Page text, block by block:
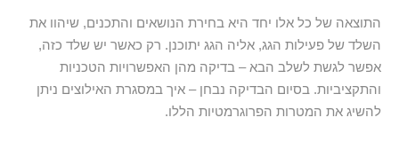
התוצאה של כל אלו יחד היא בחירת הנושאים והתכנים, שיהוו את
השלד של פעילות הגג, אליה הגג יתוכנן. רק כאשר יש שלד כזה,
אפשר לגשת לשלב הבא – בדיקה מהן האפשרויות הטכניות
והתקציביות. בסיום הבדיקה נבחן – איך במסגרת האילוצים ניתן
להשיג את המטרות הפרוגרמטיות הללו.